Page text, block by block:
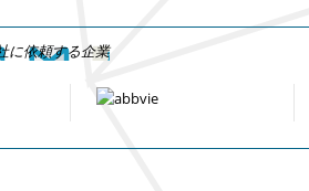
に依頼する企業